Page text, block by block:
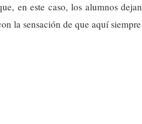
en este caso, los alumnos
la sensación de que aquí